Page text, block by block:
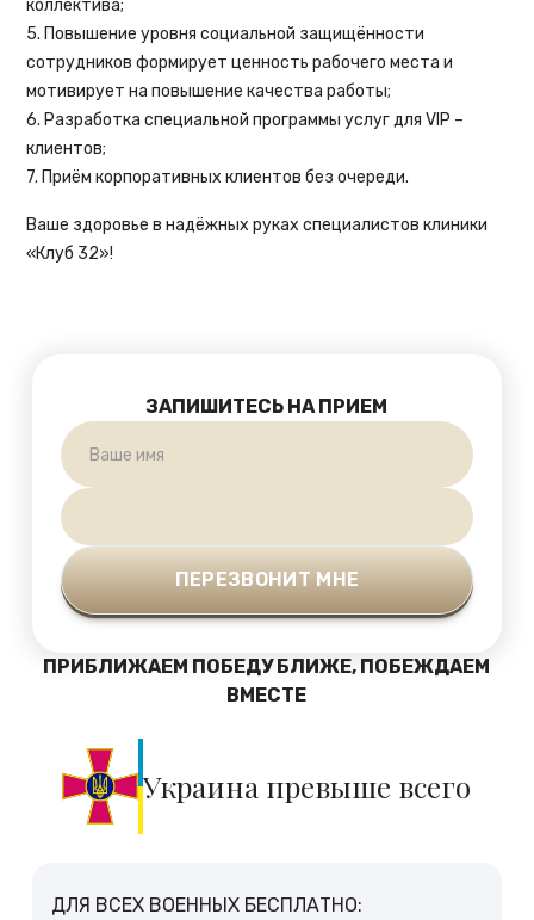
коллектива;
5. Повышение уровня социальной защищённости
сотрудников формирует ценность рабочего места и
мотивирует на повышение качества работы;
6. Разработка специальной программы услуг для VIP –
клиентов;
7. Приём корпоративных клиентов без очереди.
Ваше здоровье в надёжных руках специалистов клиники
«Клуб 32»!
ЗАПИШИТЕСЬ НА ПРИЕМ
ПРИБЛИЖАЕМ ПОБЕДУ БЛИЖЕ, ПОБЕЖДАЕМ
ВМЕСТЕ
Украина превыше всего
ДЛЯ ВСЕХ ВОЕННЫХ БЕСПЛАТНО: